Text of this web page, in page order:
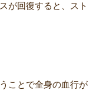
が回復すると、スト
ことで全身の血行が